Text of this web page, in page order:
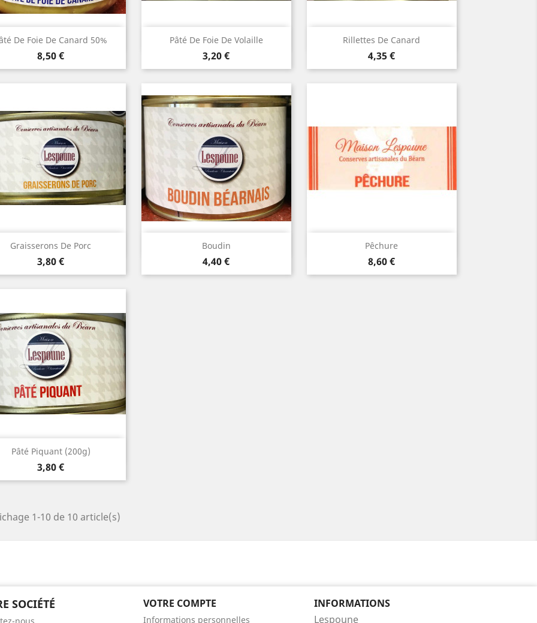
De Foie De Canard 50%
Prix
8,50 €
 Aperçu rapide Pâté De Foie De Volaille
Prix
3,20 €
 Aperçu rapide Rillettes De Canard
Prix
4,35 €
Aperçu rapide
Graisserons De Porc
Prix
3,80 €
Aperçu rapide Boudin
Prix
4,40 €
Aperçu rapide Pêchure
Prix
8,60 €
Aperçu rapide
Pâté Piquant (200g)
Prix
3,80 €
Aperçu rapide
1-10 de 10 article(s)
SOCIÉTÉ VOTRE COMPTE
Informations personnelles
INFORMATIONS
Lespoune